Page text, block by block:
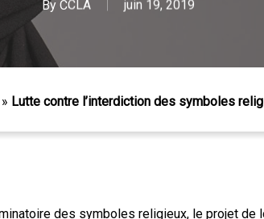
By CCLA juin 19, 2019
» Lutte contre l’interdiction des symboles
des symboles religieux, le projet de